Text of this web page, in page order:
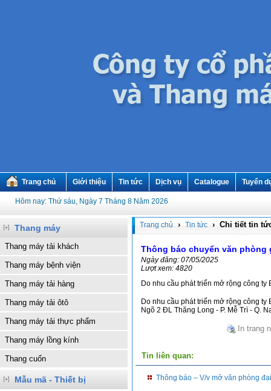
Trang chủ Giới thiệu Tin tức Dịch vụ Catalogue Tuyển
Hôm nay: Thứ sáu, Ngày 7 Tháng 8 Năm 2026
Thang máy
Thang máy tải khách
Thang máy bệnh viện
Thang máy tải hàng
Thang máy tải ôtô
Thang máy tải thực phẩm
Thang máy lồng kính
Thang cuốn
Mẫu mã - Thiết bị
Trang chủ › Tin tức › Chi tiết tin
Thông báo chuyển văn phòng
Ngày đăng: 07/05/2025
Lượt xem: 4820
Do nhu cầu phát triển mở rộng công
Do nhu cầu phát triển mở rộng công
Ngõ 2 ĐL Thăng Long - P. Mễ Trì - Q.
In trang
Tin liên quan:
Thông báo – V/v mở văn phòng